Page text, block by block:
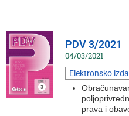
PDV 3/2021
04/03/2021
Elektronsko
prava i